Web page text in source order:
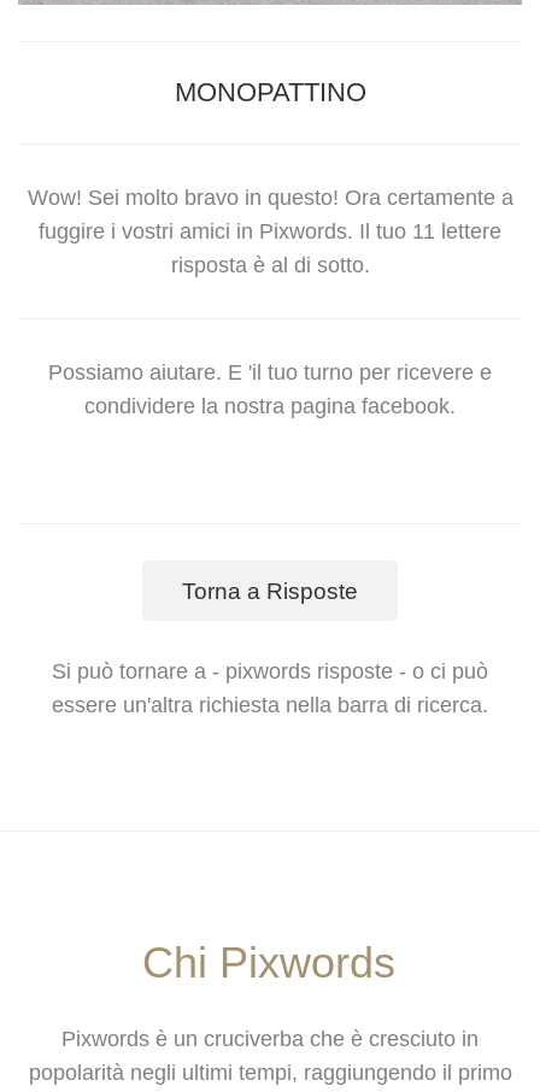
MONOPATTINO
Wow! Sei molto bravo in questo! Ora certamente a
fuggire i vostri amici in Pixwords. Il tuo 11 lettere
risposta è al di sotto.
Possiamo aiutare. E 'il tuo turno per ricevere e
condividere la nostra pagina facebook.
Torna a Risposte
Si può tornare a - pixwords risposte - o ci può
essere un'altra richiesta nella barra di ricerca.
Chi Pixwords
Pixwords è un cruciverba che è cresciuto in
popolarità negli ultimi tempi, raggiungendo il primo